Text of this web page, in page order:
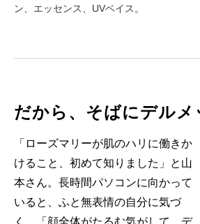
ン、エッセンス、UVベイス。
だから、そばにデルメ
「ローズマリーが肌のハリに働きか
けること、初めて知りました」と山
本さん。長時間パソコンに向かって
いると、ふと無表情の自分に気づ